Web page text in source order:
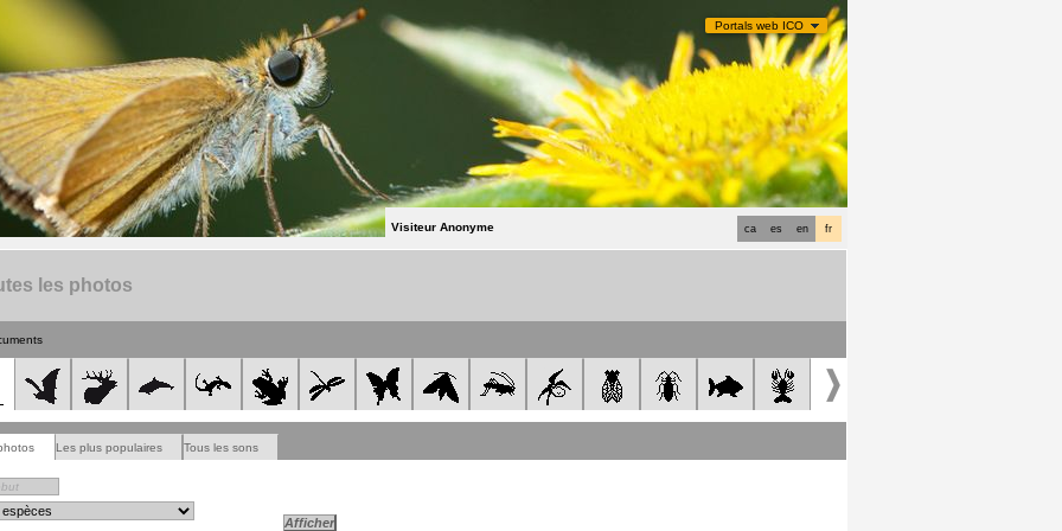
Portals web ICO
fr
en
es
ca
Visiteur Anonyme
les photos
Les plus populaires Tous les sons